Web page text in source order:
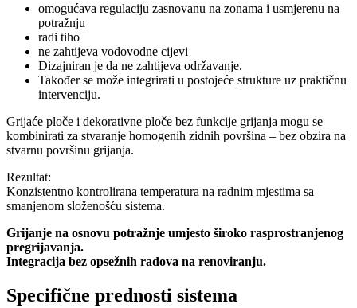
omogućava regulaciju zasnovanu na zonama i usmjerenu na
potražnju
radi tiho
ne zahtijeva vodovodne cijevi
Dizajniran je da ne zahtijeva održavanje.
Također se može integrirati u postojeće strukture uz praktičnu
intervenciju.
Grijaće ploče i dekorativne ploče bez funkcije grijanja mogu se
kombinirati za stvaranje homogenih zidnih površina – bez obzira na
stvarnu površinu grijanja.
Rezultat:
Konzistentno kontrolirana temperatura na radnim mjestima sa
smanjenom složenošću sistema.
Grijanje na osnovu potražnje umjesto široko rasprostranjenog
pregrijavanja.
Integracija bez opsežnih radova na renoviranju.
Specifične prednosti sistema